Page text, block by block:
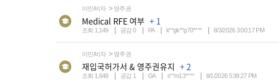
이민/비자 영주권
Medical RFE 여부 + 1
조회 1,149 공감 0 PA k**gk**g70**** 8/3/2026 3:00:17 PM
이민/비자 영주권
재입국허가서 & 영주권유지 + 2
조회 1,648 공감 1 GA s**m13**** 8/1/2026 5:39:27 PM